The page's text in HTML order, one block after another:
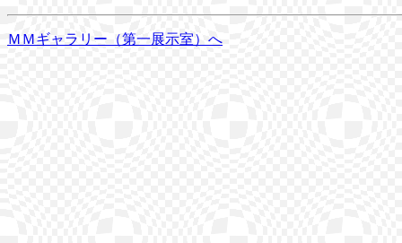
ＭＭギャラリー（第一展示室）へ